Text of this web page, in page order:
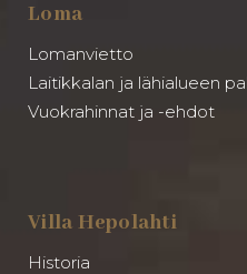
Loma
Lomanvietto
Laitikkalan ja lähialueen
Vuokrahinnat ja -ehdot
Villa Hepolahti
Historia